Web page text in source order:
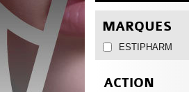
MARQUES
ESTIPHARM
ACTION